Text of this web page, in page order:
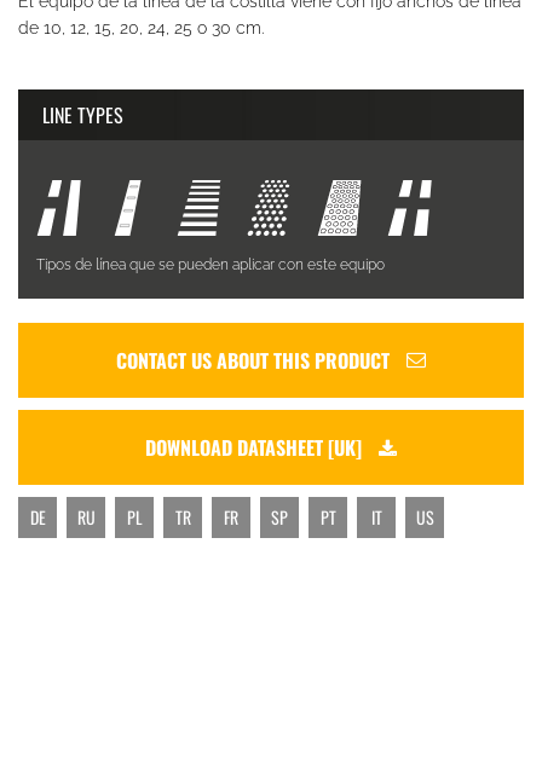
de 10, 12, 15, 20, 24, 25 o 30 cm.
LINE TYPES
Tipos de línea que se pueden aplicar con este equipo
CONTACT US ABOUT THIS PRODUCT
DOWNLOAD DATASHEET [UK]
DE RU PL TR FR SP PT IT US